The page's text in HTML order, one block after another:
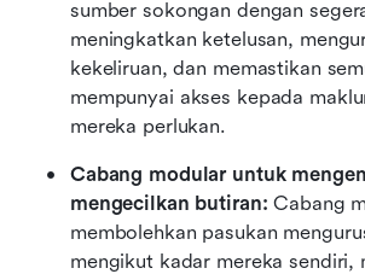
sumber sokongan dengan
meningkatkan ketelusan,
kekeliruan, dan memastikan
mempunyai akses kepada
mereka perlukan.
Cabang modular untuk
mengecilkan butiran: Cabang
membolehkan pasukan
mengikut kadar mereka sendiri,